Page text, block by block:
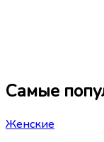
Самые
Женские